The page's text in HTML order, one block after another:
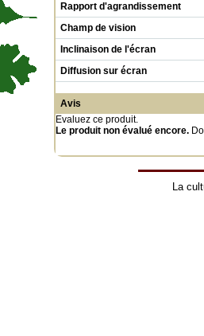
Rapport d'agrandissement
Champ de vision
Inclinaison de l'écran
Diffusion sur écran
Avis
Evaluez ce produit.
Le produit non évalué encore.
La